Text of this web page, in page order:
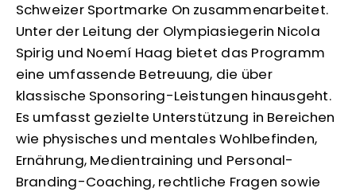
Schweizer Sportmarke On zusammenarbeitet.
Unter der Leitung der Olympiasiegerin Nicola
Spirig und Noemí Haag bietet das Programm
eine umfassende Betreuung, die über
klassische Sponsoring-Leistungen hinausgeht.
Es umfasst gezielte Unterstützung in Bereichen
wie physisches und mentales Wohlbefinden,
Ernährung, Medientraining und Personal-
Branding-Coaching, rechtliche Fragen sowie